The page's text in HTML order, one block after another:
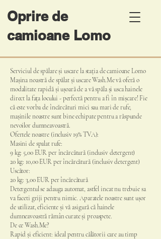
Oprire de
camioane Lomo
​Serviciul de spălare și uscare la stația de camioane Lomo
Mașina noastră de spălat și uscare Wash.Me vă oferă o
modalitate rapidă și ușoară de a vă spăla și usca hainele
direct la fața locului - perfectă pentru a fi în mișcare! Fie
că este vorba de încărcături mici sau mari de rufe,
mașinile noastre sunt bine echipate pentru a răspunde
nevoilor dumneavoastră.
Ofertele noastre (inclusiv 19% TVA):
Masini de spalat rufe:
9 kg: 5,00 EUR per încărcătură (inclusiv detergent)
20 kg: 10,00 EUR per încărcătură (inclusiv detergent)
Uscător:
20 kg: 3,00 EUR per încărcătură
Detergentul se adauga automat, astfel incat nu trebuie sa
va faceti griji pentru nimic. Aparatele noastre sunt ușor
de utilizat, eficiente și vă asigură că hainele
dumneavoastră rămân curate și proaspete.
De ce Wash.Me?
Rapid și eficient: ideal pentru călătorii care au timp